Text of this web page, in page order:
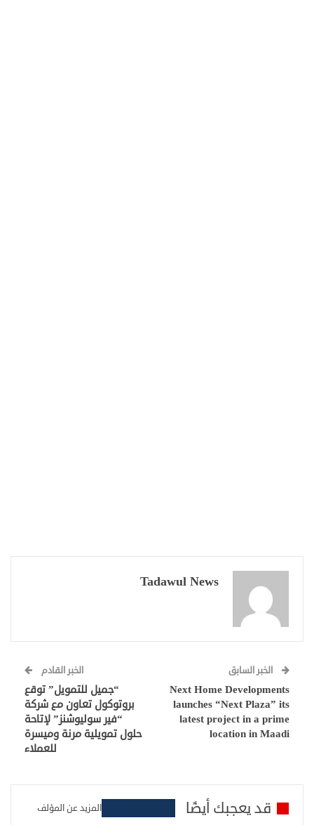
Tadawul News
الخبر السابق
Next Home Developments
launches “Next Plaza” its
latest project in a prime
location in Maadi
الخبر القادم
“جميل للتمويل” توقع
بروتوكول تعاون مع شركة
“فير سوليوشنز” لإتاحة
حلول تمويلية مرنة وميسرة
للعملاء
قد يعجبك أيضًا المزيد عن المؤلف